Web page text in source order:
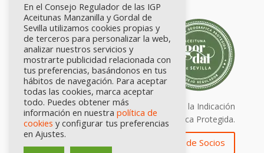
Calidad certificada por Origen. Sellos de la Indicación
Geográfica Protegida.
Zona de Socios
En el Consejo Regulador de las IGP
Aceitunas Manzanilla y Gordal de
Sevilla utilizamos cookies propias y
de terceros para personalizar la web,
analizar nuestros servicios y
mostrarte publicidad relacionada con
tus preferencias, basándonos en tus
hábitos de navegación. Para aceptar
todas las cookies, marca aceptar
todo. Puedes obtener más
información en nuestra política de
cookies y configurar tus preferencias
en Ajustes.